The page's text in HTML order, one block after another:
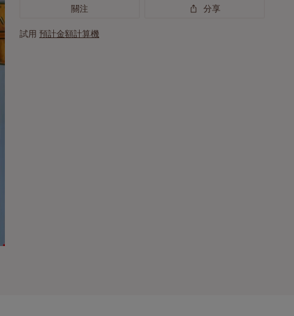
關注 分享
試用 預計金額計算機